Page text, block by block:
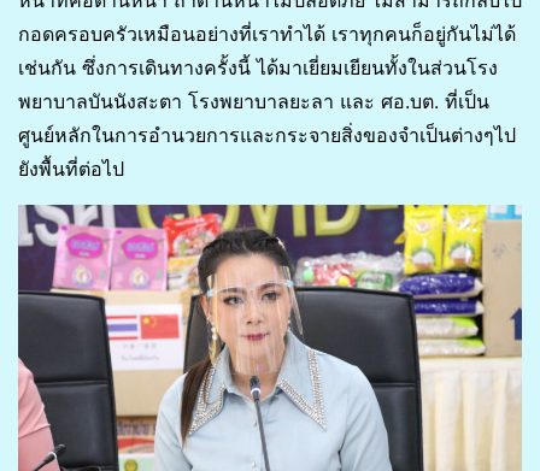
กอดครอบครัวเหมือนอย่างที่เราทำได้ เราทุกคนก็อยู่กันไม่ได้
เช่นกัน ซึ่งการเดินทางครั้งนี้ ได้มาเยี่ยมเยียนทั้งในส่วนโรง
พยาบาลบันนังสะตา โรงพยาบาลยะลา และ ศอ.บต. ที่เป็น
ศูนย์หลักในการอำนวยการและกระจายสิ่งของจำเป็นต่างๆไป
ยังพื้นที่ต่อไป